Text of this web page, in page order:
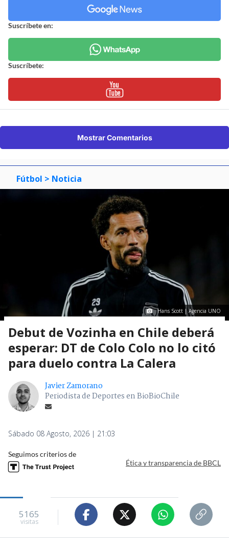
Suscríbete en:
Suscríbete:
Mostrar Comentarios
Fútbol > Noticia
Hans Scott | Agencia UNO
Debut de Vozinha en Chile deberá
esperar: DT de Colo Colo no lo citó
para duelo contra La Calera
Javier Zamorano
Periodista de Deportes en BioBioChile
Sábado 08 Agosto, 2026 | 21:03
Seguimos criterios de
Ética y transparencia de BBCL
5165
visitas